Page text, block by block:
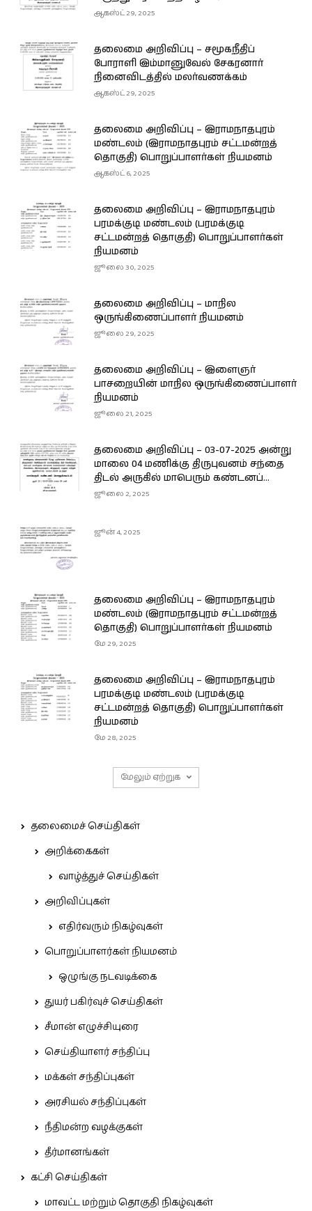
ஆகஸ்ட் 29, 2025
தலைமை அறிவிப்பு – சமூகநீதிப்
போராளி இம்மானுவேல் சேகரனார்
நினைவிடத்தில் மலர்வணக்கம்
ஆகஸ்ட் 29, 2025
தலைமை அறிவிப்பு – இராமநாதபுரம்
மண்டலம் (இராமநாதபுரம் சட்டமன்றத்
தொகுதி) பொறுப்பாளர்கள் நியமனம்
ஆகஸ்ட் 6, 2025
தலைமை அறிவிப்பு – இராமநாதபுரம்
பரமக்குடி மண்டலம் (பரமக்குடி
சட்டமன்றத் தொகுதி) பொறுப்பாளர்கள்
நியமனம்
ஜூலை 30, 2025
தலைமை அறிவிப்பு – மாநில
ஒருங்கிணைப்பாளர் நியமனம்
ஜூலை 29, 2025
தலைமை அறிவிப்பு – இளைஞர்
பாசறையின் மாநில ஒருங்கிணைப்பாளர்
நியமனம்
ஜூலை 21, 2025
தலைமை அறிவிப்பு – 03-07-2025 அன்று
மாலை 04 மணிக்கு திருபுவனம் சந்தை
திடல் அருகில் மாபெரும் கண்டனப்...
ஜூலை 2, 2025
ஜூன் 4, 2025
தலைமை அறிவிப்பு – இராமநாதபுரம்
மண்டலம் (இராமநாதபுரம் சட்டமன்றத்
தொகுதி) பொறுப்பாளர்கள் நியமனம்
மே 29, 2025
தலைமை அறிவிப்பு – இராமநாதபுரம்
பரமக்குடி மண்டலம் (பரமக்குடி
சட்டமன்றத் தொகுதி) பொறுப்பாளர்கள்
நியமனம்
மே 28, 2025
மேலும் ஏற்றுக
தலைமைச் செய்திகள்
அறிக்கைகள்
வாழ்த்துச் செய்திகள்
அறிவிப்புகள்
எதிர்வரும் நிகழ்வுகள்
பொறுப்பாளர்கள் நியமனம்
ஒழுங்கு நடவடிக்கை
துயர் பகிர்வுச் செய்திகள்
சீமான் எழுச்சியுரை
செய்தியாளர் சந்திப்பு
மக்கள் சந்திப்புகள்
அரசியல் சந்திப்புகள்
நீதிமன்ற வழக்குகள்
தீர்மானங்கள்
கட்சி செய்திகள்
மாவட்ட மற்றும் தொகுதி நிகழ்வுகள்